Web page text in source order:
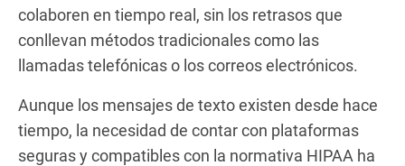
colaboren en tiempo real, sin los retrasos que
conllevan métodos tradicionales como las
llamadas telefónicas o los correos electrónicos.
Aunque los mensajes de texto existen desde hace
tiempo, la necesidad de contar con plataformas
seguras y compatibles con la normativa HIPAA ha